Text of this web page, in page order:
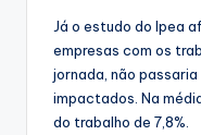
Já o estudo do Ipea
empresas com os
jornada, não
impactados. Na
do trabalho de 7,8%.